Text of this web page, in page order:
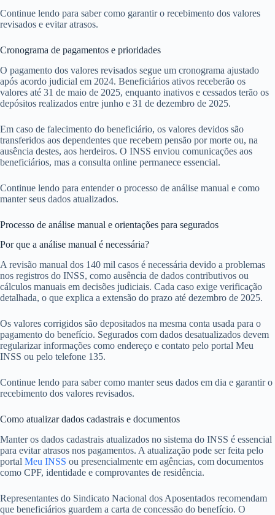
Continue lendo para saber como garantir o recebimento dos valores
revisados e evitar atrasos.
Cronograma de pagamentos e prioridades
O pagamento dos valores revisados segue um cronograma ajustado
após acordo judicial em 2024. Beneficiários ativos receberão os
valores até 31 de maio de 2025, enquanto inativos e cessados terão os
depósitos realizados entre junho e 31 de dezembro de 2025.
Em caso de falecimento do beneficiário, os valores devidos são
transferidos aos dependentes que recebem pensão por morte ou, na
ausência destes, aos herdeiros. O INSS enviou comunicações aos
beneficiários, mas a consulta online permanece essencial.
Continue lendo para entender o processo de análise manual e como
manter seus dados atualizados.
Processo de análise manual e orientações para segurados
Por que a análise manual é necessária?
A revisão manual dos 140 mil casos é necessária devido a problemas
nos registros do INSS, como ausência de dados contributivos ou
cálculos manuais em decisões judiciais. Cada caso exige verificação
detalhada, o que explica a extensão do prazo até dezembro de 2025.
Os valores corrigidos são depositados na mesma conta usada para o
pagamento do benefício. Segurados com dados desatualizados devem
regularizar informações como endereço e contato pelo portal Meu
INSS ou pelo telefone 135.
Continue lendo para saber como manter seus dados em dia e garantir o
recebimento dos valores revisados.
Como atualizar dados cadastrais e documentos
Manter os dados cadastrais atualizados no sistema do INSS é essencial
para evitar atrasos nos pagamentos. A atualização pode ser feita pelo
portal Meu INSS ou presencialmente em agências, com documentos
como CPF, identidade e comprovantes de residência.
Representantes do Sindicato Nacional dos Aposentados recomendam
que beneficiários guardem a carta de concessão do benefício. O